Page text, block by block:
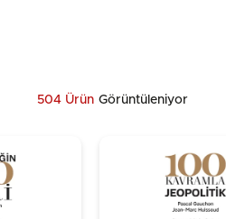
504 Ürün